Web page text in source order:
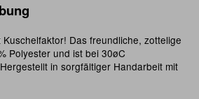
Das freundliche, zottelige
Polyester und ist bei 30øC
in sorgfältiger Handarbeit mit